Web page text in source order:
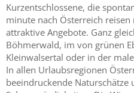
Kurzentschlossene, die
minute nach Österreich
attraktive Angebote. Ganz
Böhmerwald, im von grünen
Kleinwalsertal oder in der
In allen Urlaubsregionen
beeindruckende Naturschätze